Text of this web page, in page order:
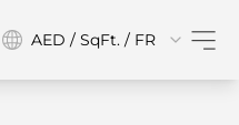
AED / SqFt. / FR